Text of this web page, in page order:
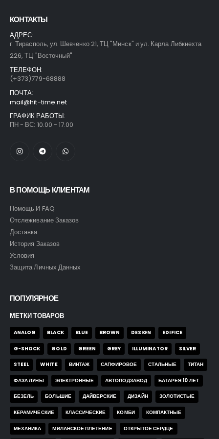
КОНТАКТЫ
АДРЕС:
г. Тирасполь, ул. Шевченко 21, ТЦ "Минск" и ул. Карла Либкнехта
226, ТЦ "Восточный"
ТЕЛЕФОН:
(+373)779-68888
ПОЧТА:
mail@hit-time.net
ГРАФИК РАБОТЫ:
ПН - ВС: 10.00 - 17.00
В ПОМОЩЬ КЛИЕНТАМ
Помощь И FAQ
Отслеживание Заказов
Доставка
История Заказов
Условия
Защита Личных Данных
ПОПУЛЯРНОЕ
МЕТКИ ТОВАРОВ
ANALOG BLACK BLUE BROWN DESIGN EDIFICE
G-SHOCK GOLD GREEN GREY ILLUMINATOR SILVER
STEEL WHITE ВИНТАЖ САПФИРОВОЕ СТАЛЬНЫЕ ТИТАН
ФАЗА ЛУНЫ ЭЛЕКТРОННЫЕ АВТОПОДЗАВОД БАТАРЕЯ 10 ЛЕТ
БЕЗЕЛЬ БОЛЬШИЕ ДАЙВЕРСКИЕ ДИЗАЙН ЗОЛОТИСТЫЕ
КЕРАМИЧЕСКИЕ КЛАССИЧЕСКИЕ КОМБИ КОМПАКТНЫЕ
МЕХАНИКА МИЛАНСКОЕ ПЛЕТЕНИЕ ОТКРЫТОЕ СЕРДЦЕ